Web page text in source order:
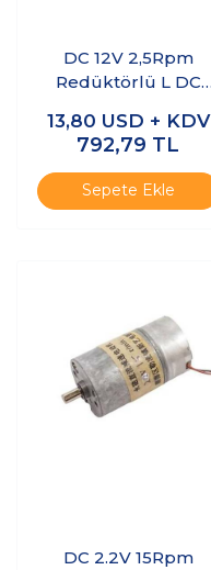
DC 12V 2,5Rpm
Redüktörlü L DC
13,80 USD + KDV
792,79 TL
Sepete Ekle
DC 2.2V 15Rpm